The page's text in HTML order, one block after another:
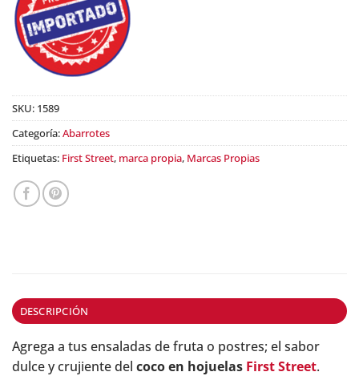
SKU: 1589
Categoría:Abarrotes
Etiquetas: First Street, marca propia, Marcas Propias
DESCRIPCIÓN
Agrega a tus ensaladas de fruta o postres; el sabor
dulce y crujiente del coco en hojuelas First Street.